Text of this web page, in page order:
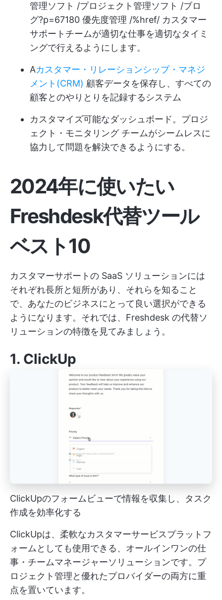
管理ソフト /プロジェクト管理ソフト /ブロ
グ?p=67180 優先度管理 /%href/ カスタマー
サポートチームが適切な仕事を適切なタイミ
ングで行えるようにします。
Aカスタマー・リレーションシップ・マネジ
メント(CRM) 顧客データを保存し、すべての
顧客とのやりとりを記録するシステム
カスタマイズ可能なダッシュボード。 プロジ
ェクト・モニタリングチームがシームレスに
協力して問題を解決できるようにする。
2024年に使いたい
Freshdesk代替ツール
ベスト10
カスタマーサポートの SaaS ソリューションには
それぞれ長所と短所があり、それらを知ること
で、あなたのビジネスにとって良い選択ができる
ようになります。それでは、Freshdesk の代替ソ
リューションの特徴を見てみましょう。
1. ClickUp
ClickUpのフォームビューで情報を収集し、タスク
作成を効率化する
ClickUpは、柔軟なカスタマーサービスプラットフ
ォームとしても使用できる、オールインワンの仕
事・チームマネージャーソリューションです。プ
ロジェクト管理と優れたプロバイダーの両方に重
点を置いています。